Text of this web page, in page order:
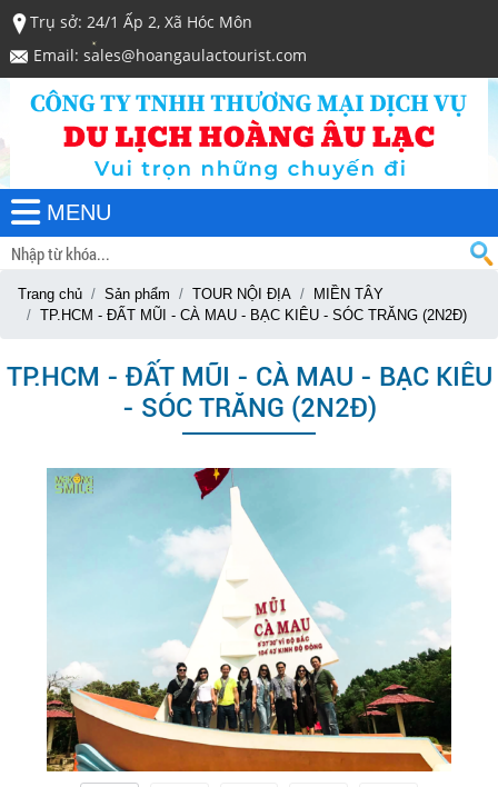
Trụ sở: 24/1 Ấp 2, Xã Hóc Môn
Email: sales@hoangaulactourist.com
MENU
Trang chủ Sản phẩm TOUR NỘI ĐỊA
MIỀN TÂY
TP.HCM - ĐẤT MŨI - CÀ MAU - BẠC KIÊU - SÓC TRĂNG (2N2Đ)
TP.HCM - ĐẤT MŨI - CÀ MAU - BẠC KIÊU
- SÓC TRĂNG (2N2Đ)